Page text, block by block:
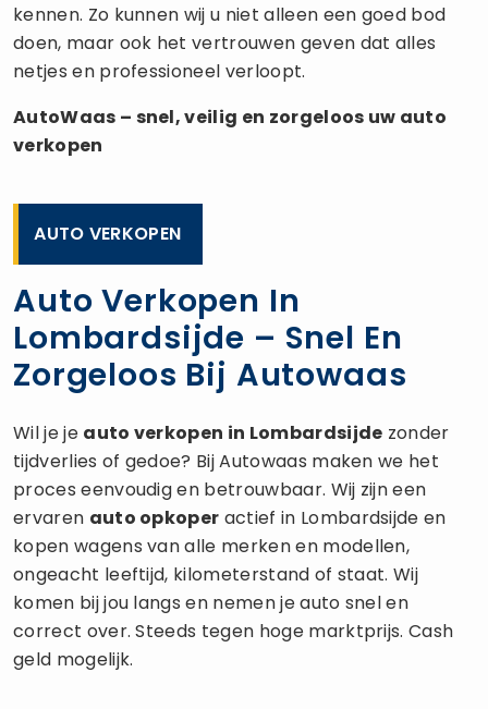
kennen. Zo kunnen wij u niet alleen een goed bod
doen, maar ook het vertrouwen geven dat alles
netjes en professioneel verloopt.
AutoWaas – snel, veilig en zorgeloos uw auto
verkopen
AUTO VERKOPEN
Auto Verkopen In
Lombardsijde – Snel En
Zorgeloos Bij Autowaas
Wil je je auto verkopen in Lombardsijde zonder
tijdverlies of gedoe? Bij Autowaas maken we het
proces eenvoudig en betrouwbaar. Wij zijn een
ervaren auto opkoper actief in Lombardsijde en
kopen wagens van alle merken en modellen,
ongeacht leeftijd, kilometerstand of staat. Wij
komen bij jou langs en nemen je auto snel en
correct over. Steeds tegen hoge marktprijs. Cash
geld mogelijk.